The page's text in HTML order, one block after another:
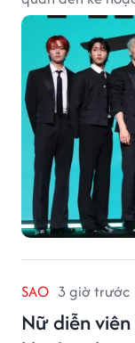
SAO 3 giờ trước
Nữ diễn